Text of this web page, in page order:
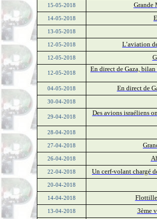
15-05-2018 Grande
14-05-2018
13-05-2018
12-05-2018 L’aviation
12-05-2018
12-05-2018
En direct de Gaza,
04-05-2018 En direct de
30-04-2018
29-04-2018
Des avions israéliens
28-04-2018
27-04-2018
26-04-2018
22-04-2018 Un cerf-volant chargé
20-04-2018
14-04-2018 Flottille
13-04-2018 3ème